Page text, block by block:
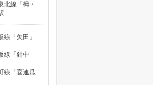
北線「栂・
線「矢田」
線「針中
線「喜連瓜